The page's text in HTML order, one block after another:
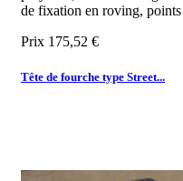
de fixation en roving,
Prix 175,52 €
Tête de fourche type Street...